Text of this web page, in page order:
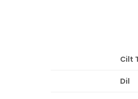
Cilt
Dil